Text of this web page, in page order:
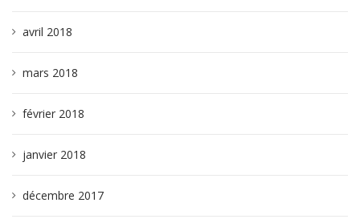
avril 2018
mars 2018
février 2018
janvier 2018
décembre 2017